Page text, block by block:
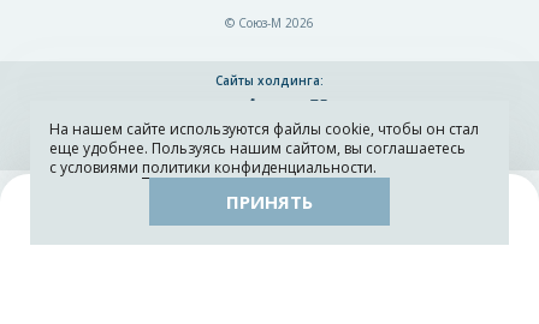
Каталог Остатки тканей
© Союз-М 2026
Сайты холдинга:
Разработка и поддержка сайта ADN
На нашем сайте используются файлы cookie, чтобы он стал
еще удобнее. Пользуясь нашим сайтом, вы соглашаетесь
с условиями политики конфиденциальности.
ПРИНЯТЬ